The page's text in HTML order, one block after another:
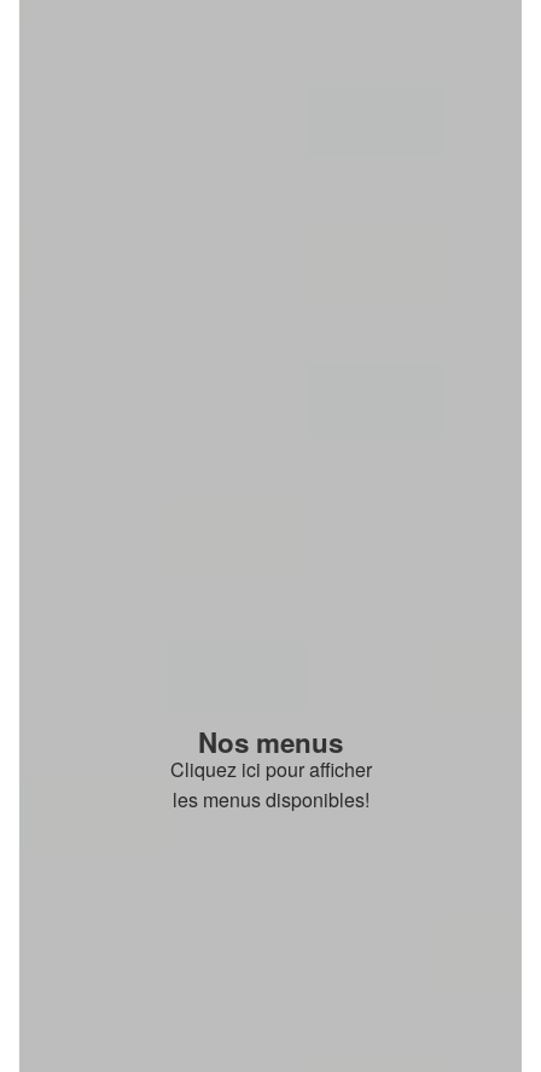
Nos menus
Cliquez ici pour afficher
les menus disponibles!